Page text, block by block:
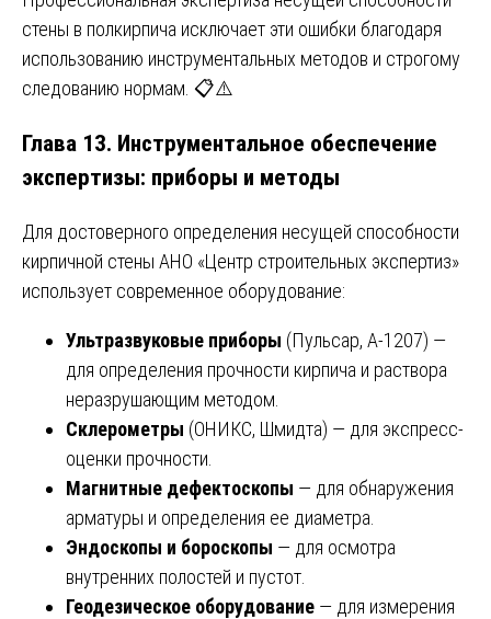
стены в полкирпича исключает эти ошибки благодаря
использованию инструментальных методов и строгому
следованию нормам. 📋⚠️
Глава 13. Инструментальное обеспечение
экспертизы: приборы и методы
Для достоверного определения несущей способности
кирпичной стены АНО «Центр строительных экспертиз»
использует современное оборудование:
Ультразвуковые приборы (Пульсар, А-1207) —
для определения прочности кирпича и раствора
неразрушающим методом.
Склерометры (ОНИКС, Шмидта) — для экспресс-
оценки прочности.
Магнитные дефектоскопы — для обнаружения
арматуры и определения ее диаметра.
Эндоскопы и бороскопы — для осмотра
внутренних полостей и пустот.
Геодезическое оборудование — для измерения